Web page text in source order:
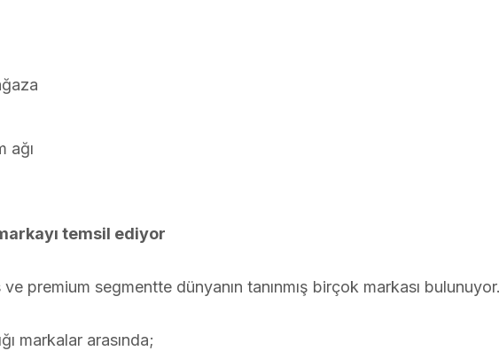
ağı
temsil ediyor
premium segmentte dünyanın tanınmış birçok markası
markalar arasında;